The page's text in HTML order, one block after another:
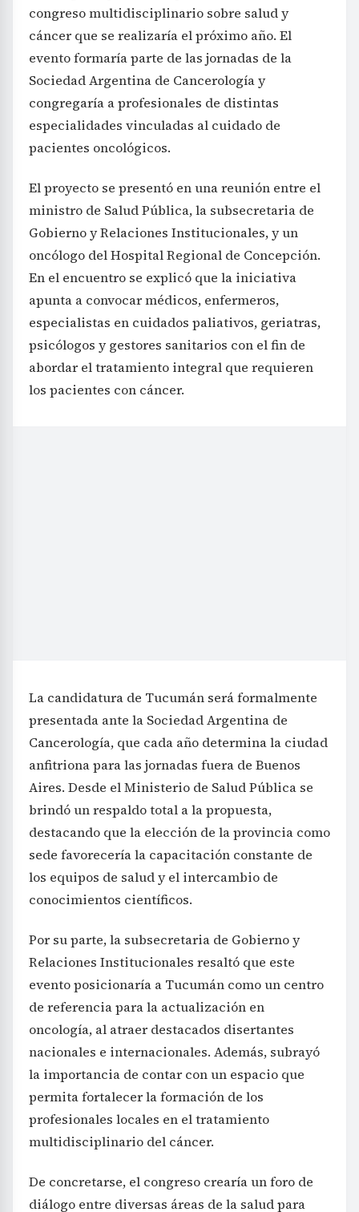
congreso multidisciplinario sobre salud y
cáncer que se realizaría el próximo año. El
evento formaría parte de las jornadas de la
Sociedad Argentina de Cancerología y
congregaría a profesionales de distintas
especialidades vinculadas al cuidado de
pacientes oncológicos.
El proyecto se presentó en una reunión entre el
ministro de Salud Pública, la subsecretaria de
Gobierno y Relaciones Institucionales, y un
oncólogo del Hospital Regional de Concepción.
En el encuentro se explicó que la iniciativa
apunta a convocar médicos, enfermeros,
especialistas en cuidados paliativos, geriatras,
psicólogos y gestores sanitarios con el fin de
abordar el tratamiento integral que requieren
los pacientes con cáncer.
La candidatura de Tucumán será formalmente
presentada ante la Sociedad Argentina de
Cancerología, que cada año determina la ciudad
anfitriona para las jornadas fuera de Buenos
Aires. Desde el Ministerio de Salud Pública se
brindó un respaldo total a la propuesta,
destacando que la elección de la provincia como
sede favorecería la capacitación constante de
los equipos de salud y el intercambio de
conocimientos científicos.
Por su parte, la subsecretaria de Gobierno y
Relaciones Institucionales resaltó que este
evento posicionaría a Tucumán como un centro
de referencia para la actualización en
oncología, al atraer destacados disertantes
nacionales e internacionales. Además, subrayó
la importancia de contar con un espacio que
permita fortalecer la formación de los
profesionales locales en el tratamiento
multidisciplinario del cáncer.
De concretarse, el congreso crearía un foro de
diálogo entre diversas áreas de la salud para